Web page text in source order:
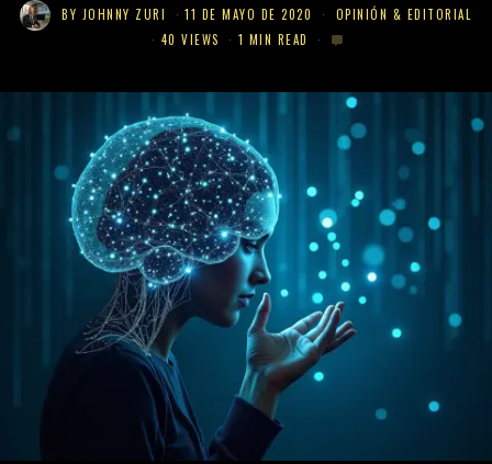
BY JOHNNY ZURI 11 DE MAYO DE 2020
OPINIÓN & EDITORIAL
40 VIEWS
1 MIN READ